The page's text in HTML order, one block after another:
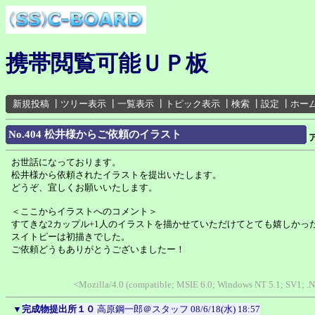
携帯閲覧可能ＵＰ板
新規投稿 ツリー表示 一覧表示 トピック表示 検索 設定 ホー
No.404 松井様からご依頼のイラスト
お世話になっております。
松井様から依頼されたイラストを提出いたします。
どうぞ、宜しくお願いいたします。
＜ここからイラストへのコメント＞
すてきな2カップル+1人のイラストを描かせていただけてとても嬉しかっ
スイトピーは初描きでした。
ご依頼どうもありがとうございましたー！
<Mozilla/4.0 (compatible; MSIE 6.0; Windows NT 5.1; SV1;
▼ 完成物提出所１０ 高原鋼一郎＠スタッフ 08/6/18(水) 18:57